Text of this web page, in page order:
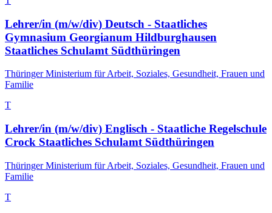
Lehrer/in (m/w/div) Deutsch - Staatliches
Gymnasium Georgianum Hildburghausen
Staatliches Schulamt Südthüringen
Thüringer Ministerium für Arbeit, Soziales, Gesundheit, Frauen und
Familie
T
Lehrer/in (m/w/div) Englisch - Staatliche Regelschule
Crock Staatliches Schulamt Südthüringen
Thüringer Ministerium für Arbeit, Soziales, Gesundheit, Frauen und
Familie
T